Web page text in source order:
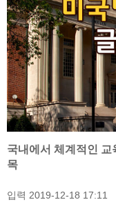
국내에서 체계적인
목
입력 2019-12-18 17:11